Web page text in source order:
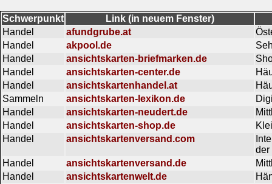
Schwerpunkt
Link (in neuem Fenster)
Handel
afundgrube.at
Handel
akpool.de
Handel
ansichtskarten-briefmarken.de
Handel
ansichtskarten-center.de
Handel
ansichtskartenhandel.at
Sammeln
ansichtskarten-lexikon.de
Handel
ansichtskarten-neudert.de
Handel
ansichtskarten-shop.de
Handel
ansichtskartenversand.com
der
Handel
ansichtskartenversand.de
Handel
ansichtskartenwelt.de